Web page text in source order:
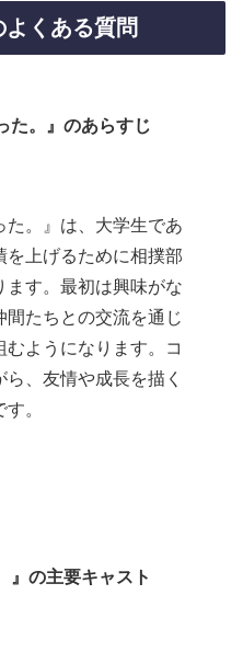
くある質問
た。』のあらすじ
た。』は、大学生であ
を上げるために相撲部
ます。最初は興味がな
たちとの交流を通じ
ようになります。コ
、友情や成長を描く
。
』の主要キャスト